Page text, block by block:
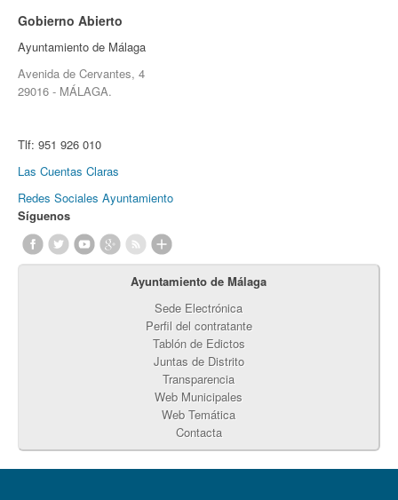
Gobierno Abierto
Ayuntamiento de Málaga
Avenida de Cervantes, 4
29016 - MÁLAGA.
Tlf: 951 926 010
Las Cuentas Claras
Redes Sociales Ayuntamiento
Síguenos
Ayuntamiento de Málaga
Sede Electrónica
Perfil del contratante
Tablón de Edictos
Juntas de Distrito
Transparencia
Web Municipales
Web Temática
Contacta